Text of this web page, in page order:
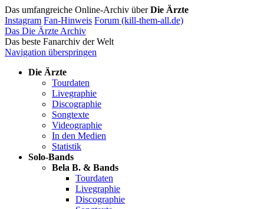
Das umfangreiche Online-Archiv überDie Ärzte
Instagram Fan-Hinweis Forum (kill-them-all.de)
Das Die Ärzte Archiv
Das beste Fanarchiv der Welt
Navigation überspringen
Die Ärzte
Tourdaten
Livegraphie
Discographie
Songtexte
Videographie
In den Medien
Statistik
Solo-Bands
Bela B. & Bands
Tourdaten
Livegraphie
Discographie